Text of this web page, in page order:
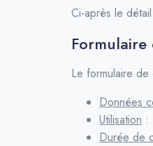
Ci-après le
Le formulaire
Données
Utilisation :
Durée de